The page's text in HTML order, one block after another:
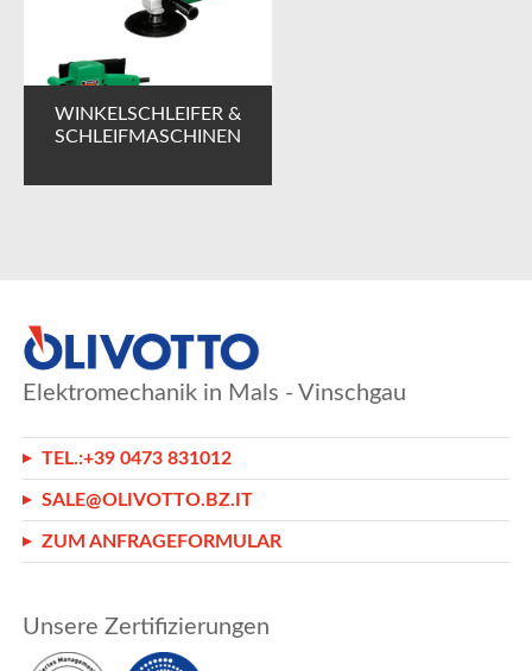
WINKELSCHLEIFER &
SCHLEIFMASCHINEN
Elektromechanik in Mals - Vinschgau
TEL.:+39 0473 831012
SALE@OLIVOTTO.BZ.IT
ZUM ANFRAGEFORMULAR
Unsere Zertifizierungen